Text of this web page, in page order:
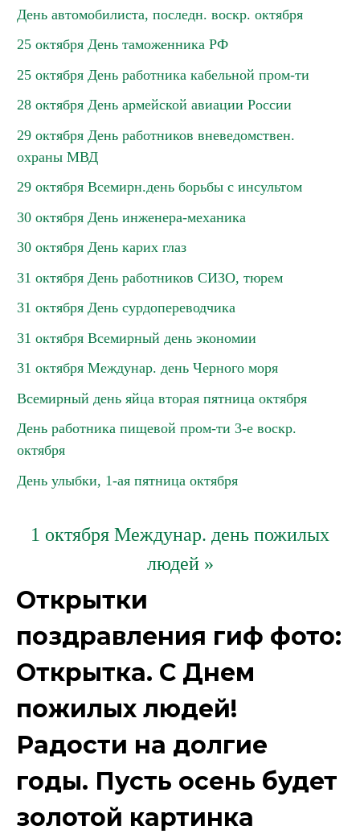
День автомобилиста, последн. воскр. октября
25 октября День таможенника РФ
25 октября День работника кабельной пром-ти
28 октября День армейской авиации России
29 октября День работников вневедомствен.
охраны МВД
29 октября Всемирн.день борьбы с инсультом
30 октября День инженера-механика
30 октября День карих глаз
31 октября День работников СИЗО, тюрем
31 октября День сурдопереводчика
31 октября Всемирный день экономии
31 октября Междунар. день Черного моря
Всемирный день яйца вторая пятница октября
День работника пищевой пром-ти 3-е воскр.
октября
День улыбки, 1-ая пятница октября
1 октября Междунар. день пожилых
людей »
Открытки
поздравления гиф фото:
Открытка. С Днем
пожилых людей!
Радости на долгие
годы. Пусть осень будет
золотой картинка